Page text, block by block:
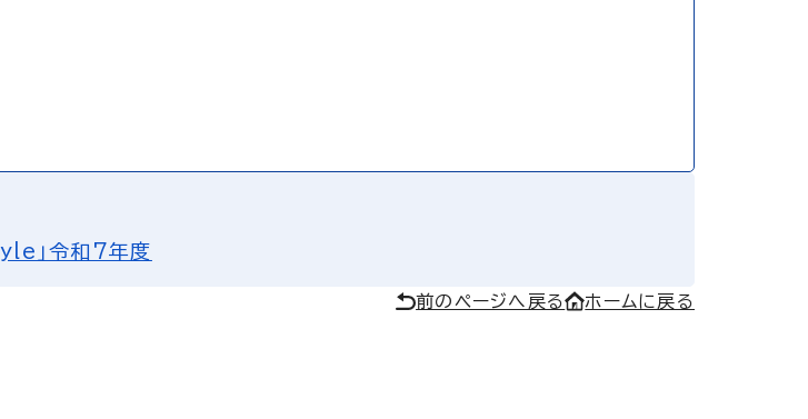
」令和7年度
前のページへ戻る ホームに戻る